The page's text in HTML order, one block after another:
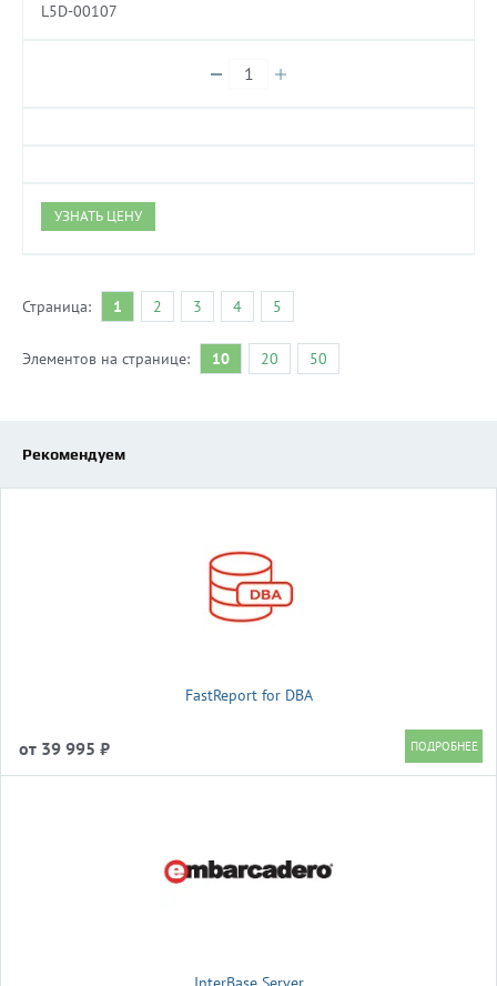
L5D-00107
УЗНАТЬ ЦЕНУ
Страница: 1 2 3 4 5
Элементов на странице: 10 20 50
Рекомендуем
FastReport for DBA
от 39 995 ₽